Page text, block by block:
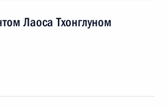
Лаоса Тхонглуном